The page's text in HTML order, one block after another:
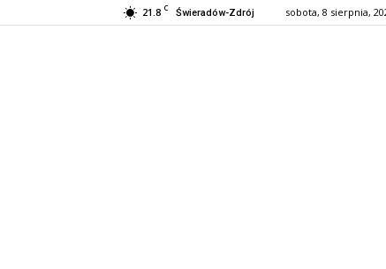
21.8 C Świeradów-Zdrój sobota, 8 sierpnia,